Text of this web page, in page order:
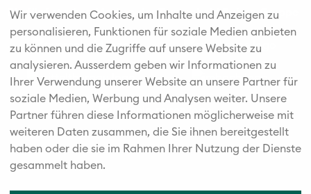
Wir verwenden Cookies, um Inhalte und Anzeigen zu
personalisieren, Funktionen für soziale Medien anbieten
zu können und die Zugriffe auf unsere Website zu
analysieren. Außerdem geben wir Informationen zu
Ihrer Verwendung unserer Website an unsere Partner für
soziale Medien, Werbung und Analysen weiter. Unsere
Partner führen diese Informationen möglicherweise mit
weiteren Daten zusammen, die Sie ihnen bereitgestellt
haben oder die sie im Rahmen Ihrer Nutzung der Dienste
gesammelt haben.
Die fünf starken Marken der Twerenbold Reisen Gruppe